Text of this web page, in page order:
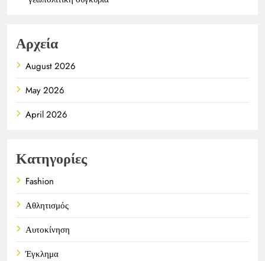
Αρχεία
August 2026
May 2026
April 2026
Κατηγορίες
Fashion
Αθλητισμός
Αυτοκίνηση
Έγκλημα